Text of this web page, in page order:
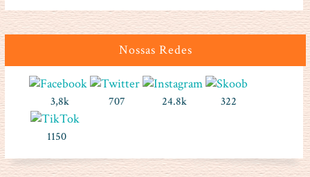
Nossas Redes
3,8k 707 24.8k 322
1150